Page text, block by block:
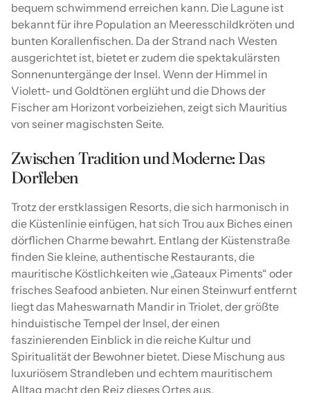
bequem schwimmend erreichen kann. Die Lagune ist
bekannt für ihre Population an Meeresschildkröten und
bunten Korallenfischen. Da der Strand nach Westen
ausgerichtet ist, bietet er zudem die spektakulärsten
Sonnenuntergänge der Insel. Wenn der Himmel in
Violett- und Goldtönen erglüht und die Dhows der
Fischer am Horizont vorbeiziehen, zeigt sich Mauritius
von seiner magischsten Seite.
Zwischen Tradition und Moderne: Das
Dorfleben
Trotz der erstklassigen Resorts, die sich harmonisch in
die Küstenlinie einfügen, hat sich Trou aux Biches einen
dörflichen Charme bewahrt. Entlang der Küstenstraße
finden Sie kleine, authentische Restaurants, die
mauritische Köstlichkeiten wie „Gateaux Piments“ oder
frisches Seafood anbieten. Nur einen Steinwurf entfernt
liegt das Maheswarnath Mandir in Triolet, der größte
hinduistische Tempel der Insel, der einen
faszinierenden Einblick in die reiche Kultur und
Spiritualität der Bewohner bietet. Diese Mischung aus
luxuriösem Strandleben und echtem mauritischem
Alltag macht den Reiz dieses Ortes aus.